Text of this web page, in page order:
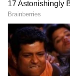
Daily
సంఖ్య 1 (ఏదైనా
వ్యక్తులు)